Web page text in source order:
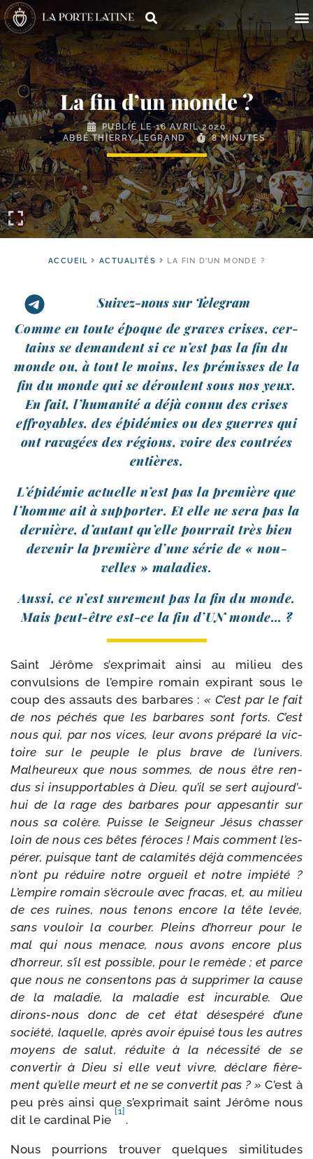
La fin d’un monde ?
PUBLIÉ LE16 AVRIL 2020
ABBÉ THIERRY LEGRAND
8 MINUTES
ACCUEIL ACTUALITÉS LA FIN D’UN MONDE ?
Suivez-nous sur Telegram
Comme en toute époque de graves crises, cer­
tains se demandent si ce n’est pas la fin du
monde ou, à tout le moins, les pré­misses de la
fin du monde qui se déroulent sous nos yeux.
En fait, l’humanité a déjà connu des crises
effroyables, des épi­dé­mies ou des guerres qui
ont rava­gées des régions, voire des contrées
entières.
L’épidémie actuelle n’est pas la pre­mière que
l’homme ait à sup­por­ter. Et elle ne sera pas la
der­nière, d’autant qu’elle pour­rait très bien
deve­nir la pre­mière d’une série de « nou­
velles » maladies.
Aussi, ce n’est sur­ement pas la fin du monde.
Mais peut-​être est-​ce la fin d’UN monde… ?
Saint Jérôme s’exprimait ain­si au milieu des
convul­sions de l’empire romain expi­rant sous le
coup des assauts des bar­bares : « C’est par le fait
de nos péchés que les bar­bares sont forts. C’est
nous qui, par nos vices, leur avons pré­pa­ré la vic­
toire sur le peuple le plus brave de l’u­ni­vers.
Malheureux que nous sommes, de nous être ren­
dus si insup­por­tables à Dieu, qu’il se sert aujourd’­
hui de la rage des bar­bares pour appe­san­tir sur
nous sa colère. Puisse le Seigneur Jésus chas­ser
loin de nous ces bêtes féroces ! Mais com­ment l’es­
pé­rer, puisque tant de cala­mi­tés déjà com­men­cées
n’ont pu réduire notre orgueil et notre impié­té ?
L’empire romain s’é­croule avec fra­cas, et, au milieu
de ces ruines, nous tenons encore la tête levée,
sans vou­loir la cour­ber. Pleins d’hor­reur pour le
mal qui nous menace, nous avons encore plus
d’hor­reur, s’il est pos­sible, pour le remède ; et parce
que nous ne consen­tons pas à sup­pri­mer la cause
de la mala­die, la mala­die est incu­rable. Que
dirons-​nous donc de cet état déses­pé­ré d’une
socié­té, laquelle, après avoir épui­sé tous les autres
moyens de salut, réduite à la néces­si­té de se
conver­tir à Dieu si elle veut vivre, déclare fiè­re­
ment qu’elle meurt et ne se conver­tit pas ? » C’est à
peu près ain­si que s’ex­pri­mait saint Jérôme nous
dit le car­di­nal Pie
[1]
.
Nous pour­rions trou­ver quelques simi­li­tudes